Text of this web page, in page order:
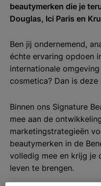
beautymerken die je
Douglas, Ici Paris en
Ben jij ondernemend,
échte ervaring opdoen
internationale
cosmetica? Dan is
Binnen ons Signature
mee aan de
marketingstrategieën
beautymerken in de
volledig mee en krijg je
leven te brengen.